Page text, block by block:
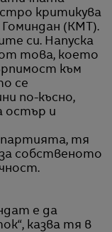
критикува
(КМТ).
си. Напуска
от това, което
към
се
по-късно,
остър и
партията, тя
собственото
е да
казва тя в